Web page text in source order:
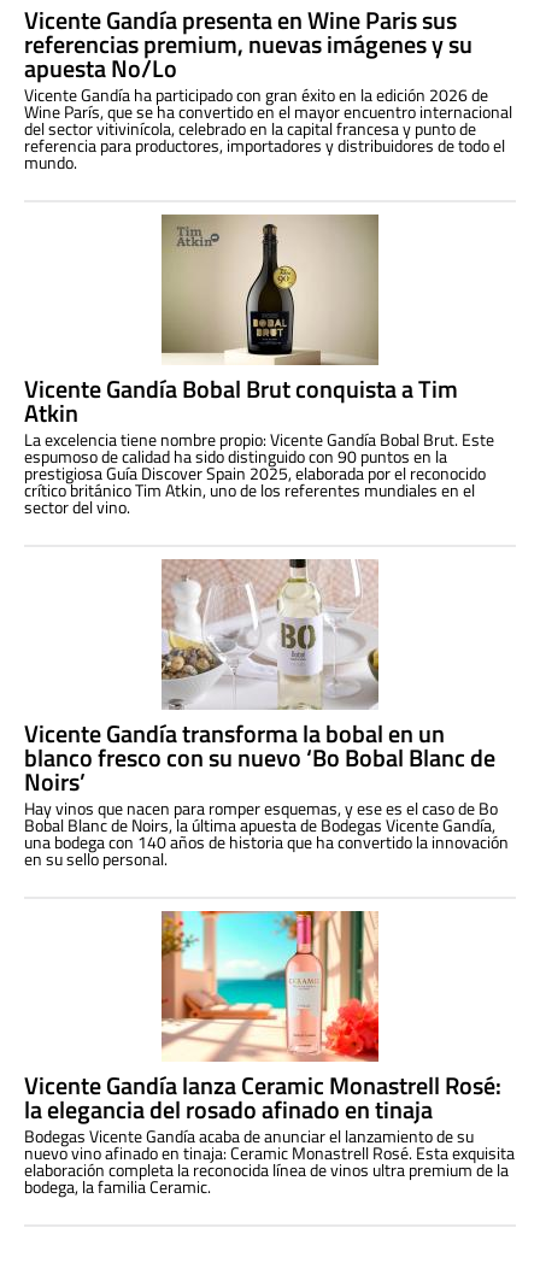
Vicente Gandía presenta en Wine Paris sus
referencias premium, nuevas imágenes y su
apuesta No/Lo
Vicente Gandía ha participado con gran éxito en la edición 2026 de
Wine París, que se ha convertido en el mayor encuentro internacional
del sector vitivinícola, celebrado en la capital francesa y punto de
referencia para productores, importadores y distribuidores de todo el
mundo.
Vicente Gandía Bobal Brut conquista a Tim
Atkin
La excelencia tiene nombre propio: Vicente Gandía Bobal Brut. Este
espumoso de calidad ha sido distinguido con 90 puntos en la
prestigiosa Guía Discover Spain 2025, elaborada por el reconocido
crítico británico Tim Atkin, uno de los referentes mundiales en el
sector del vino.
Vicente Gandía transforma la bobal en un
blanco fresco con su nuevo ‘Bo Bobal Blanc de
Noirs’
Hay vinos que nacen para romper esquemas, y ese es el caso de Bo
Bobal Blanc de Noirs, la última apuesta de Bodegas Vicente Gandía,
una bodega con 140 años de historia que ha convertido la innovación
en su sello personal.
Vicente Gandía lanza Ceramic Monastrell Rosé:
la elegancia del rosado afinado en tinaja
Bodegas Vicente Gandía acaba de anunciar el lanzamiento de su
nuevo vino afinado en tinaja: Ceramic Monastrell Rosé. Esta exquisita
elaboración completa la reconocida línea de vinos ultra premium de la
bodega, la familia Ceramic.